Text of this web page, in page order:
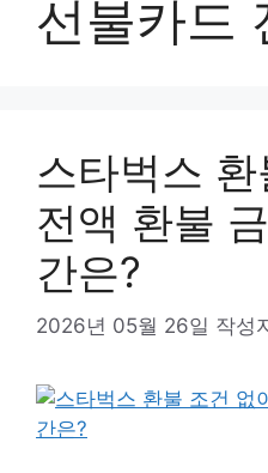
선불카드
스타벅스
전액 환불
간은?
2026년 05월 26일 작성